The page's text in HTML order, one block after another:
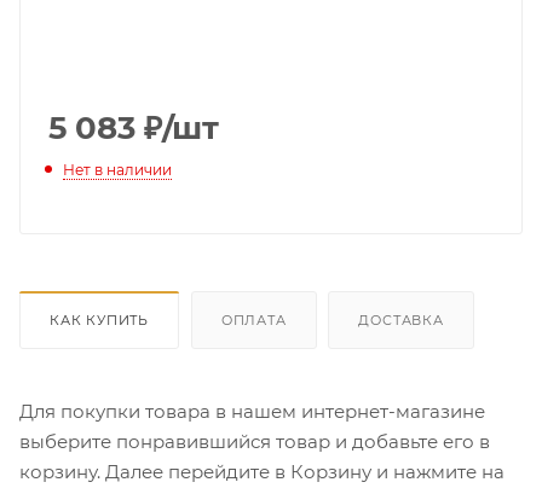
5 083 ₽/шт
Нет в наличии
КАК КУПИТЬ ОПЛАТА ДОСТАВКА
Для покупки товара в нашем интернет-магазине
выберите понравившийся товар и добавьте его в
корзину. Далее перейдите в Корзину и нажмите на